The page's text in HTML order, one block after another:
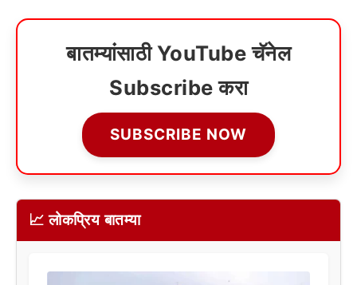
बातम्यांसाठी YouTube चॅनेल
Subscribe करा
SUBSCRIBE NOW
📈 लोकप्रिय बातम्या